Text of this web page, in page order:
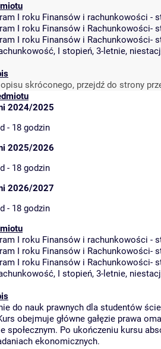
I roku Finansów i rachunkowości -
I roku Finansów i Rachunkowości-
I roku Finansów i Rachunkowości-
I stopień, 3-letnie,
skróconego, przejdź do strony
2024/2025
- 18 godzin
2025/2026
- 18 godzin
2026/2027
- 18 godzin
I roku Finansów i rachunkowości -
I roku Finansów i Rachunkowości-
I roku Finansów i Rachunkowości-
I stopień, 3-letnie,
do nauk prawnych dla studentów
obejmuje główne gałęzie prawa
społecznym. Po ukończeniu kursu
ekonomicznych.